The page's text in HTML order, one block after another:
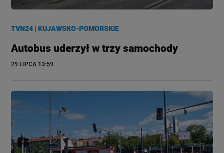
TVN24 |KUJAWSKO-POMORSKIE
Autobus uderzył w trzy samochody
29 LIPCA 13:59